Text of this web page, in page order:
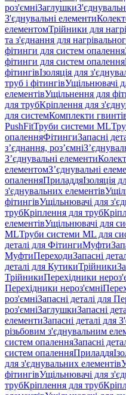
роз'ємніЗаглушки
З'єднувальні елементи
елементомТрійники для
та з'єднання для
фітинги для систем опалення
фітинги для систем опалення
фітингівІзоляція для
труб і фітингівУщільнювачі
елементівУщільнення для
для трубКріплення для
для системКомплекти
PushFitТруби системи ML
опаленняФітингиЗапасні
з’єднання, роз’ємні
З’єднувальні елементи
елементомЗ’єднувальні
опаленняПриладдяІзоляція
з'єднувальних елементів
фітингівУщільнювачі для
трубКріплення для труб
елементівУщільнювачі для
MLТруби системи ML для
деталі для ФітингиМуфти
МуфтиПереходиЗапасні
деталі для КутикиТрійники
ТрійникиПерехідники
Перехідники нероз'ємні
роз'ємніЗапасні деталі для
роз'ємніЗаглушкиЗапасні
елементиЗапасні деталі для
різьбовим з'єднувальним
систем опаленняЗапасні
систем опаленняПриладдя
для з'єднувальних елементів
фітингівУщільнювачі для
трубКріплення для труб